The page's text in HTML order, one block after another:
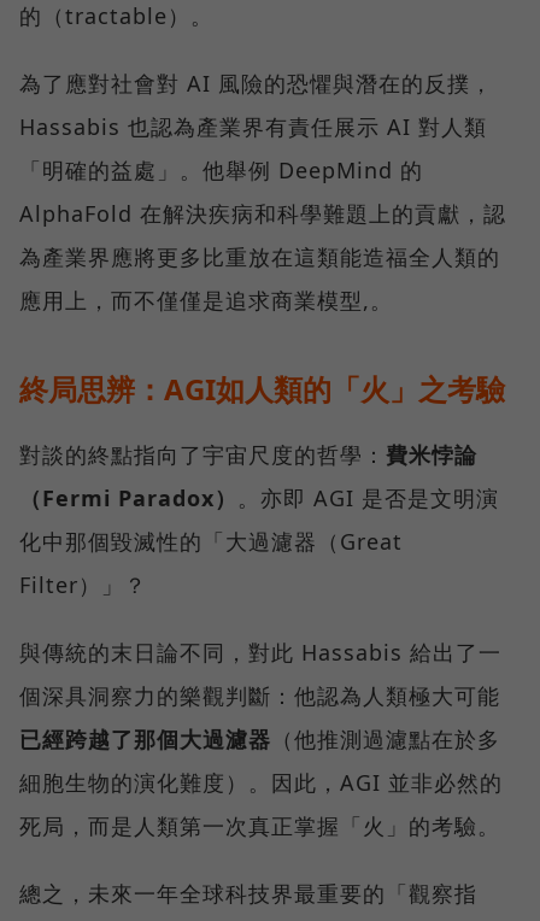
的（tractable）。
為了應對社會對 AI 風險的恐懼與潛在的反撲，
Hassabis 也認為產業界有責任展示 AI 對人類
「明確的益處」。他舉例 DeepMind 的
AlphaFold 在解決疾病和科學難題上的貢獻，認
為產業界應將更多比重放在這類能造福全人類的
應用上，而不僅僅是追求商業模型,。
終局思辨：AGI如人類的「火」之考驗
對談的終點指向了宇宙尺度的哲學： 費米悖論
（Fermi Paradox） 。亦即 AGI 是否是文明演
化中那個毀滅性的「大過濾器（Great
Filter）」？
與傳統的末日論不同，對此 Hassabis 給出了一
個深具洞察力的樂觀判斷：他認為人類極大可能
已經跨越了那個大過濾器 （他推測過濾點在於多
細胞生物的演化難度）。因此，AGI 並非必然的
死局，而是人類第一次真正掌握「火」的考驗。
總之，未來一年全球科技界最重要的「觀察指